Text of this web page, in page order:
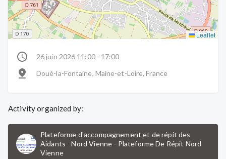
Leaflet
26 juin 2026 11:00 - 17:00
Doué-la-Fontaine, Maine-et-Loire, France
Activity organized by:
Plateforme d'accompagnement et de répit des
Aidants - Nord Vienne - Plateforme De Répit Nord
Vienne